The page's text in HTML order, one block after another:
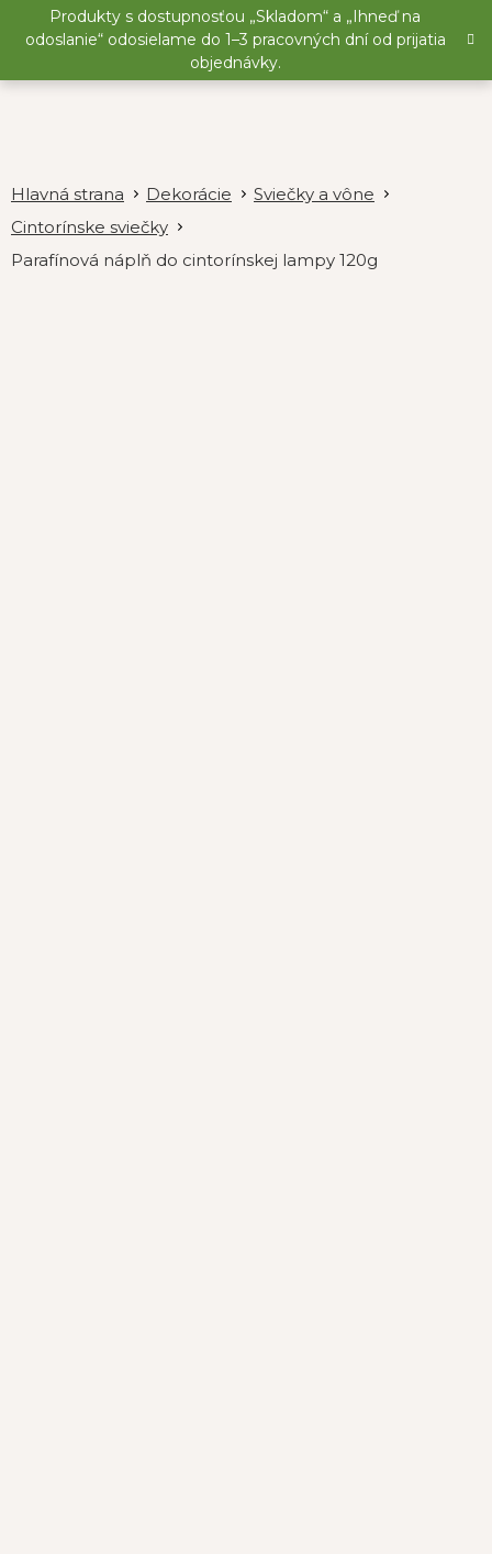
Produkty s dostupnosťou „Skladom“ a „Ihneď na
odoslanie“ odosielame do 1–3 pracovných dní od prijatia
objednávky.
Dekorácie
Sviečky a vône
Cintorínske sviečky
Parafínová náplň do cintorínskej lampy 120g